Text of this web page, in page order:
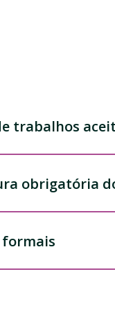
trabalhos
obrigatória
formais